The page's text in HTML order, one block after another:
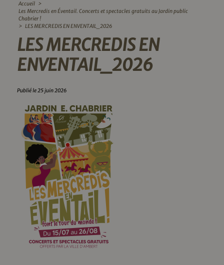
Accueil >
Les Mercredis en Éventail. Concerts et spectacles gratuits au Jardin public
Chabrier !
> LES MERCREDIS EN ENVENTAIL_2026
LES MERCREDIS EN
ENVENTAIL_2026
Publié le 25 juin 2026